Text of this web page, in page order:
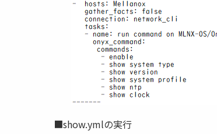
■show.ymlの実行